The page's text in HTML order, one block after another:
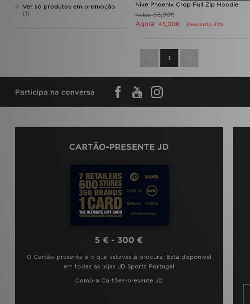
Ver só produtos em promoção
(1)
Nike Phoenix Crop Full Zip Hoodie
Antes65,00€
Agora 45,00€ Desconto 31%
1
Participa na conversa
CARTÃO-PRESENTE JD
5 € - 300 €
O Cartão-presente é o que estavas à procura. Está disponível
em todas as lojas JD Sports Portugal
Compra Cartões-presente JD